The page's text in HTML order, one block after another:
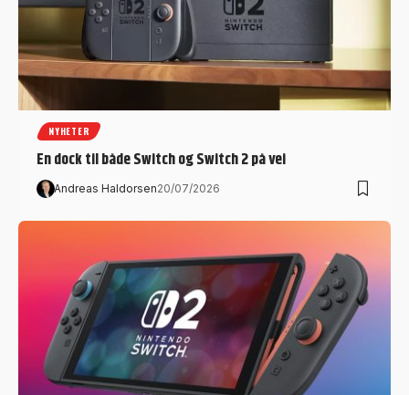
NYHETER
En dock til både Switch og Switch 2 på vei
Andreas Haldorsen20/07/2026